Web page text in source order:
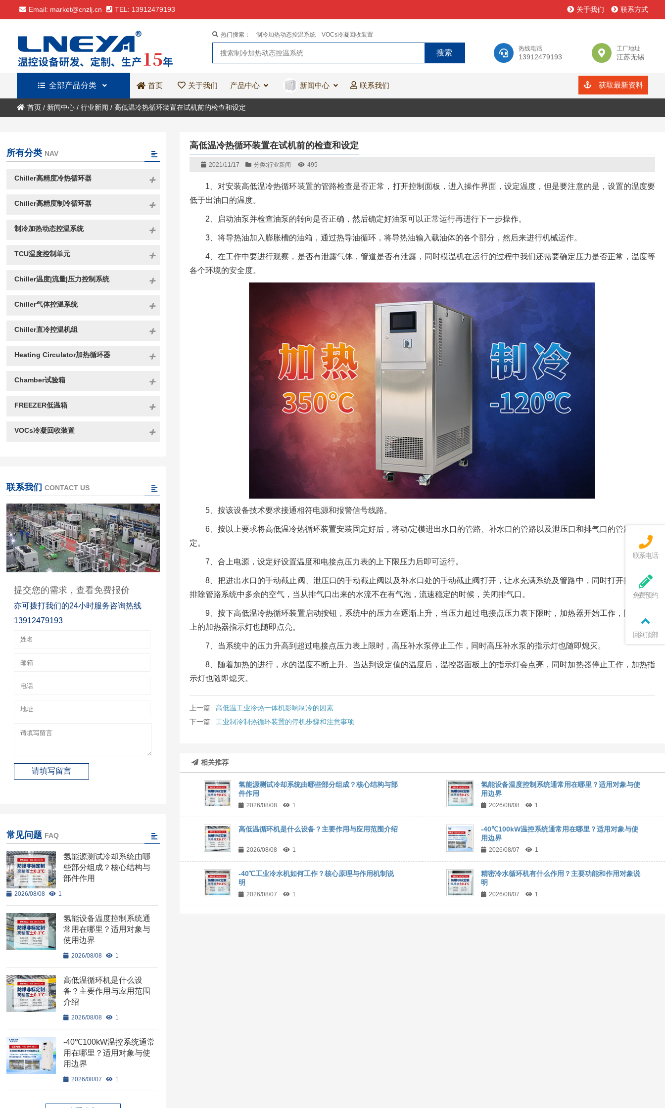
Email: market@cnzlj.cn TEL: 13912479193 关于我们 联系方式
热线电话
13912479193
工厂地址
江苏无锡
热门搜索： 制冷加热动态控温系统 VOCs冷凝回收装置
全部产品分类 首页 关于我们 产品中心 新闻中心 联系我们 获取最新资料
首页/ 新闻中心/ 行业新闻 / 高低温冷热循环装置在试机前的检查和设定
高低温冷热循环装置在试机前的检查和设定
2021/11/17 分类:行业新闻 495
1、对安装高低温冷热循环装置的管路检查是否正常，打开控制面板，进入操作界面，设定温度，但是要注意的是，设置的温度要
低于出油口的温度。
2、启动油泵并检查油泵的转向是否正确，然后确定好油泵可以正常运行再进行下一步操作。
3、将导热油加入膨胀槽的油箱，通过热导油循环，将导热油输入载油体的各个部分，然后来进行机械运作。
4、在工作中要进行观察，是否有泄露气体，管道是否有泄露，同时模温机在运行的过程中我们还需要确定压力是否正常，温度等
各个环境的安全度。
5、按该设备技术要求接通相符电源和报警信号线路。
6、按以上要求将高低温冷热循环装置安装固定好后，将动/定模进出水口的管路、补水口的管路以及泄压口和排气口的管路连接固
定。
7、合上电源，设定好设置温度和电接点压力表的上下限压力后即可运行。
8、把进出水口的手动截止阀、泄压口的手动截止阀以及补水口处的手动截止阀打开，让水充满系统及管路中，同时打开排气口，
排除管路系统中多余的空气，当从排气口出来的水流不在有气泡，流速稳定的时候，关闭排气口。
9、按下高低温冷热循环装置启动按钮，系统中的压力在逐渐上升，当压力超过电接点压力表下限时，加热器开始工作，同时面板
上的加热器指示灯也随即点亮。
7、当系统中的压力升高到超过电接点压力表上限时，高压补水泵停止工作，同时高压补水泵的指示灯也随即熄灭。
8、随着加热的进行，水的温度不断上升。当达到设定值的温度后，温控器面板上的指示灯会点亮，同时加热器停止工作，加热指
示灯也随即熄灭。
上一篇: 高低温工业冷热一体机影响制冷的因素
下一篇: 工业制冷制热循环装置的停机步骤和注意事项
相关推荐
氢能源测试冷却系统由哪些部分组成？核心结构与部
件作用
2026/08/08 1
氢能设备温度控制系统通常用在哪里？适用对象与使
用边界
2026/08/08 1
高低温循环机是什么设备？主要作用与应用范围介绍
2026/08/08 1
-40℃100kW温控系统通常用在哪里？适用对象与使
用边界
2026/08/07 1
-40℃工业冷水机如何工作？核心原理与作用机制说
明
2026/08/07 1
精密冷水循环机有什么作用？主要功能和作用对象说
明
2026/08/07 1
所有分类 NAV
Chiller高精度冷热循环器
Chiller高精度制冷循环器
制冷加热动态控温系统
TCU温度控制单元
Chiller温度|流量|压力控制系统
Chiller气体控温系统
Chiller直冷控温机组
Heating Circulator加热循环器
Chamber试验箱
FREEZER低温箱
VOCs冷凝回收装置
联系我们 CONTACT US
提交您的需求，查看免费报价
亦可拨打我们的24小时服务咨询热线
13912479193
常见问题 FAQ
氢能源测试冷却系统由哪
些部分组成？核心结构与
部件作用
2026/08/08 1
氢能设备温度控制系统通
常用在哪里？适用对象与
使用边界
2026/08/08 1
高低温循环机是什么设
备？主要作用与应用范围
介绍
2026/08/08 1
-40℃100kW温控系统通常
用在哪里？适用对象与使
用边界
2026/08/07 1
联系电话
免费预约
回到顶部